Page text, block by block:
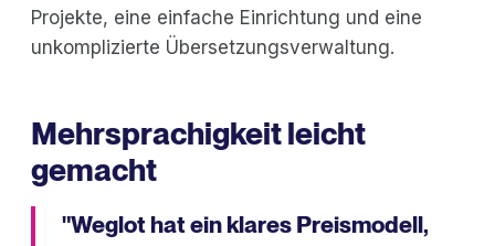
Projekte, eine einfache Einrichtung und eine
unkomplizierte Übersetzungsverwaltung.
Mehrsprachigkeit leicht
gemacht
"Weglot hat ein klares Preismodell,